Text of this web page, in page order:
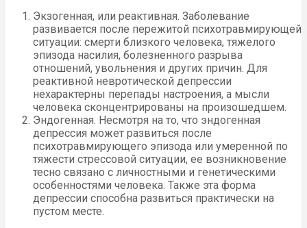
Экзогенная, или реактивная. Заболевание
развивается после пережитой психотравмирующей
ситуации: смерти близкого человека, тяжелого
эпизода насилия, болезненного разрыва
отношений, увольнения и других причин. Для
реактивной невротической депрессии
нехарактерны перепады настроения, а мысли
человека сконцентрированы на произошедшем.
Эндогенная. Несмотря на то, что эндогенная
депрессия может развиться после
психотравмирующего эпизода или умеренной по
тяжести стрессовой ситуации, ее возникновение
тесно связано с личностными и генетическими
особенностями человека. Также эта форма
депрессии способна развиться практически на
пустом месте.